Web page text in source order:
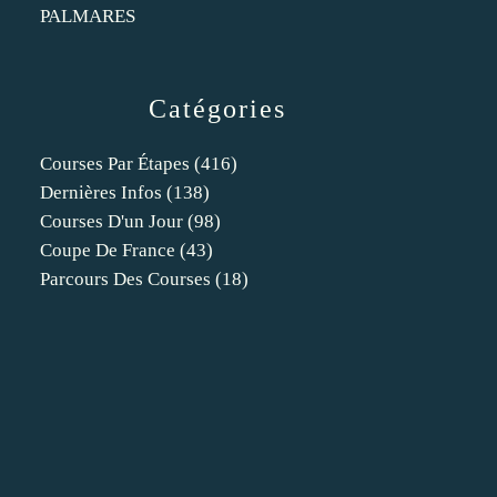
Catégories
Courses Par Étapes (416)
Dernières Infos (138)
Courses D'un Jour (98)
Coupe De France (43)
Parcours Des Courses (18)
PALMARES